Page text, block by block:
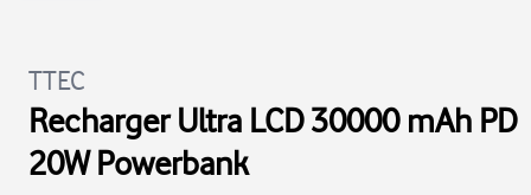
TTEC
Recharger Ultra LCD 30000 mAh PD
20W Powerbank